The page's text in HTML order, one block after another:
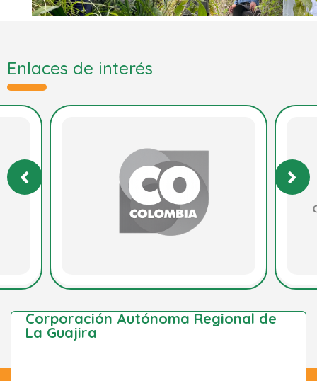
Enlaces de interés
Corporación Autónoma Regional de
La Guajira